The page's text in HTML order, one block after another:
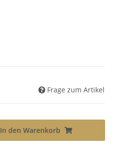
Frage zum Artikel
In den Warenkorb